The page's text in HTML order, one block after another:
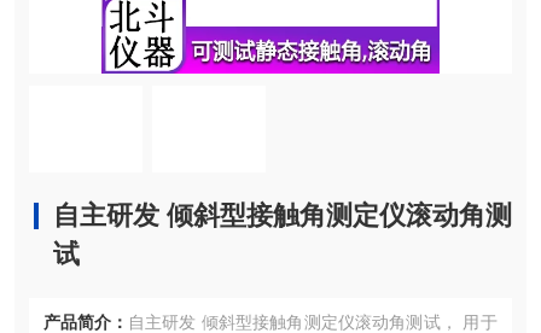
自主研发 倾斜型接触角测定仪滚动角测
试
产品简介： 自主研发 倾斜型接触角测定仪滚动角测试， 用于